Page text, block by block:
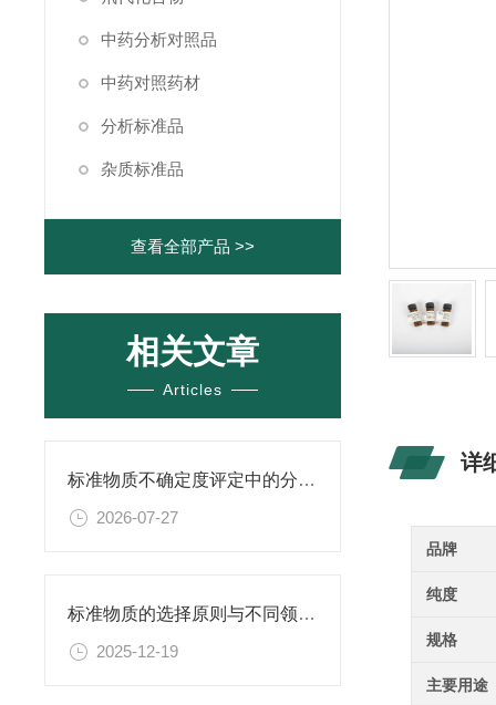
中药分析对照品
中药对照药材
分析标准品
杂质标准品
查看全部产品 >>
相关文章
Articles
标准物质不确定度评定中的分量识别与量化计算方法
2026-07-27
标准物质的选择原则与不同领域应用匹配性分析
2025-12-19
详
品牌
纯度
规格
主要用途